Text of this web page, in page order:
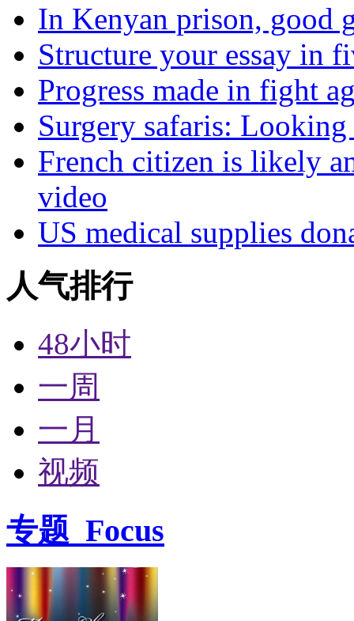
In Kenyan prison, good
Structure your essay in
Progress made in fight
Surgery safaris:
French citizen is likely
video
US medical supplies
人气排行
48小时
一周
一月
视频
专题 Focus